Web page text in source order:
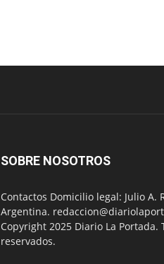
SOBRE NOSOTROS
Contactos Domicilio legal: Julio A.
Argentina.
Copyright 2025 Diario La Portada.
reservados.